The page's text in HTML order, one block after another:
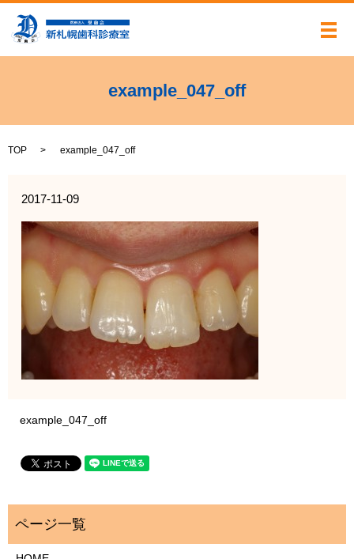
メ
example_047_off
TOP example_047_off
2017-11-09
example_047_off